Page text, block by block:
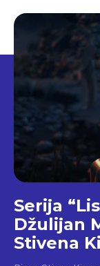
Serija
Džulijan
Stivena